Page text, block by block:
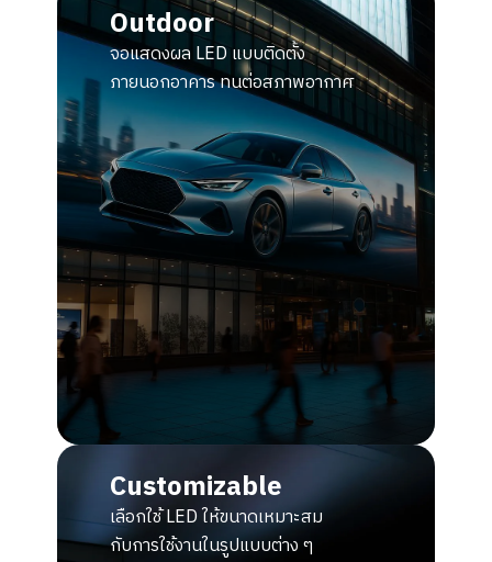
Outdoor
จอแสดงผล LED แบบติดตั้ง
ภายนอกอาคาร ทนต่อสภาพอากาศ
Customizable
เลือกใช้ LED ให้ขนาดเหมาะสม
กับการใช้งานในรูปแบบต่าง ๆ